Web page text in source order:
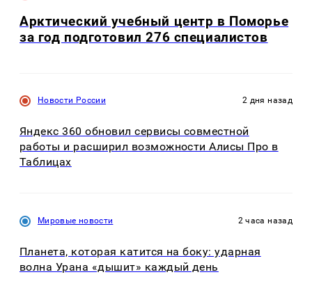
Арктический учебный центр в Поморье
за год подготовил 276 специалистов
Новости России 2 дня назад
Яндекс 360 обновил сервисы совместной
работы и расширил возможности Алисы Про в
Таблицах
Мировые новости 2 часа назад
Планета, которая катится на боку: ударная
волна Урана «дышит» каждый день